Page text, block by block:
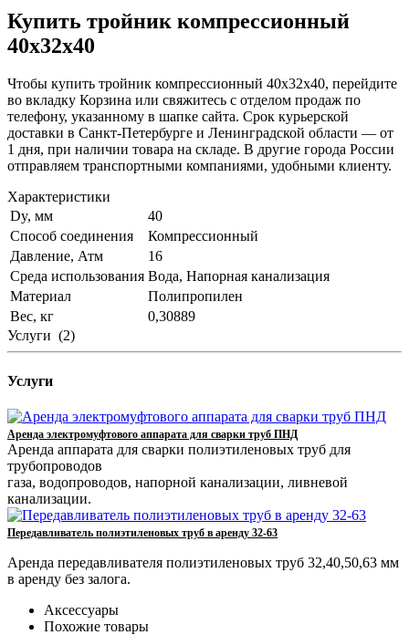
Купить тройник компрессионный
40x32x40
Чтобы купить тройник компрессионный 40x32x40, перейдите
во вкладку Корзина или свяжитесь с отделом продаж по
телефону, указанному в шапке сайта. Срок курьерской
доставки в Санкт-Петербурге и Ленинградской области — от
1 дня, при наличии товара на складе. В другие города России
отправляем транспортными компаниями, удобными клиенту.
Характеристики
Dy, мм
40
Способ соединения
Компрессионный
Давление, Атм
16
Среда использования Вода, Напорная канализация
Материал
Полипропилен
Вес, кг
0,30889
Услуги (2)
Услуги
Аренда электромуфтового аппарата для сварки труб ПНД
Аренда аппарата для сварки полиэтиленовых труб для
трубопроводов
газа, водопроводов, напорной канализации, ливневой
канализации.
Передавливатель полиэтиленовых труб в аренду 32-63
Аренда передавливателя полиэтиленовых труб 32,40,50,63 мм
в аренду без залога.
Аксессуары
Похожие товары